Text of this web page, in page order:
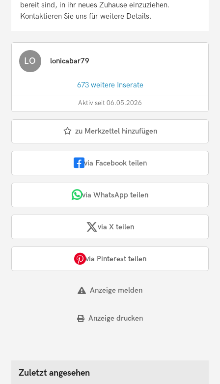
bereit sind, in ihr neues Zuhause einzuziehen.
Kontaktieren Sie uns für weitere Details.
LO lonicabar79
673 weitere Inserate
Aktiv seit 06.05.2026
zu Merkzettel hinzufügen
via Facebook teilen
via WhatsApp teilen
via X teilen
via Pinterest teilen
Anzeige melden
Anzeige drucken
Zuletzt angesehen